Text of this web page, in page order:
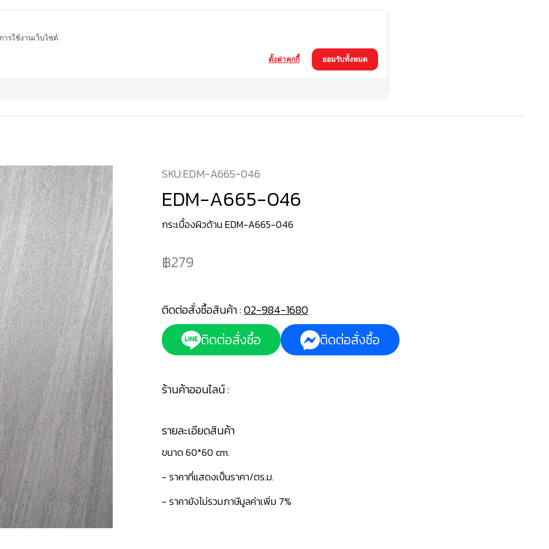
SKU:EDM-A665-046
EDM-A665-046
กระเบื้องผิวด้าน EDM-A665-046
279
ติดต่อสั่งซื้อสินค้า :02-984-1680
ติดต่อสั่งซื้อ ติดต่อสั่งซื้อ
ร้านค้าออนไลน์ :
รายละเอียดสินค้า
ขนาด 60*60 cm.
- ราคาที่แสดงเป็นราคา/ตร.ม.
- ราคายังไม่รวมภาษีมูลค่าเพิ่ม 7%
รใช้งานเว็บไซต์
ยอมรับทั้งหมด
ตั้งค่าคุกกี้